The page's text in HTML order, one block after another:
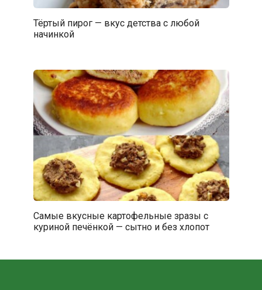
Тёртый пирог — вкус детства с любой
начинкой
Самые вкусные картофельные зразы с
куриной печёнкой — сытно и без хлопот